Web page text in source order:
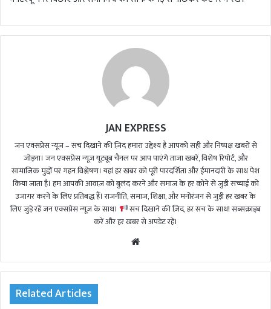
JAN EXPRESS
जन एक्सप्रेस न्यूज़ – सच दिखाने की ज़िद हमारा उद्देश्य है आपको सही और निष्पक्ष खबरों से
जोड़ना। जन एक्सप्रेस न्यूज़ यूट्यूब चैनल पर आप पाएंगे ताजा खबरें, विशेष रिपोर्ट, और
सामाजिक मुद्दों पर गहन विश्लेषण। यहां हर खबर को पूरी पारदर्शिता और ईमानदारी के साथ पेश
किया जाता है। हम आपकी आवाज़ को बुलंद करने और समाज के हर कोने से जुड़ी सच्चाई को
उजागर करने के लिए प्रतिबद्ध हैं। राजनीति, समाज, शिक्षा, और मनोरंजन से जुड़ी हर खबर के
लिए जुड़े रहें जन एक्सप्रेस न्यूज़ के साथ।
सच दिखाने की ज़िद, हर सच के साथ! सब्सक्राइब
करें और हर खबर से अपडेट रहें।
te
Related Articles